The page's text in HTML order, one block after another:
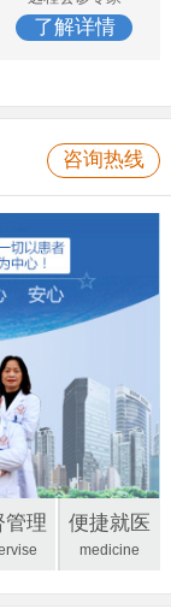
了解详情
咨询热线
管理 便捷就医
medicine